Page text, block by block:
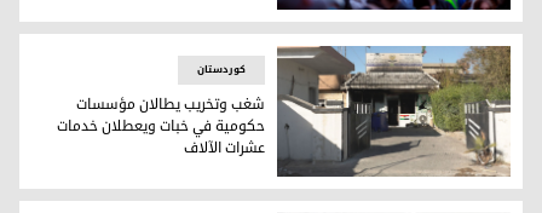
احتجاجات في مينيابوليس إثر مقتل امرأة برصاص عنصر في إدارة
شغب وتخريب يطالان مؤسسات حكومية في خبات ويعطلان
کوردستان
شغب وتخريب يطالان مؤسسات
حكومية في خبات ويعطلان خدمات
عشرات الآلاف